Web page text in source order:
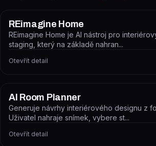
REimagine Home
REimagine Home je AI nástroj pro
staging, který na základě nahran...
Otevřít detail
AI Room Planner
Generuje návrhy interiérového designu z
Uživatel nahraje snímek, vybere st...
Otevřít detail